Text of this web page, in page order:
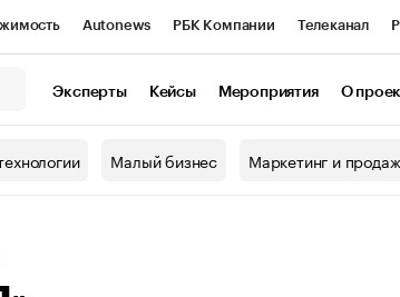
Autonews РБК Компании Телеканал
Эксперты Кейсы Мероприятия О
Малый бизнес Маркетинг и